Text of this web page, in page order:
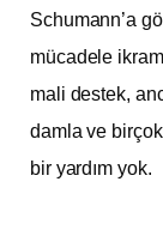
Schumann’a
mücadele
mali destek,
damla ve
bir yardım yok.